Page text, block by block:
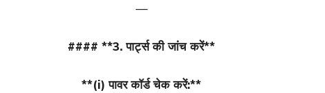
—
#### **3. पार्ट्स की जांच करें**
**(i) पावर कॉर्ड चेक करें:**